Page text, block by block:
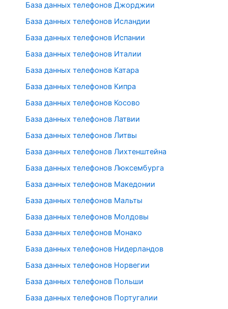
База данных телефонов Джорджии
База данных телефонов Исландии
База данных телефонов Испании
База данных телефонов Италии
База данных телефонов Катара
База данных телефонов Кипра
База данных телефонов Косово
База данных телефонов Латвии
База данных телефонов Литвы
База данных телефонов Лихтенштейна
База данных телефонов Люксембурга
База данных телефонов Македонии
База данных телефонов Мальты
База данных телефонов Молдовы
База данных телефонов Монако
База данных телефонов Нидерландов
База данных телефонов Норвегии
База данных телефонов Польши
База данных телефонов Португалии